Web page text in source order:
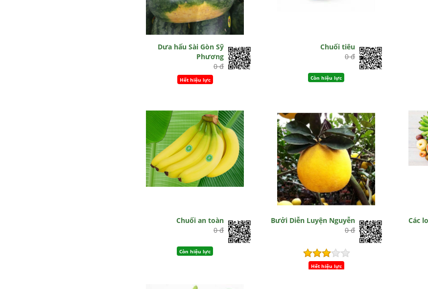
Dưa hấu Sài Gòn Sỹ
Phương
0 đ
Hết hiệu lực
Chuối tiêu
0 đ
Còn hiệu lực
Chuối an toàn
0 đ
Còn hiệu lực
Bưởi Diễn Luyện Nguyễn
0 đ
Hết hiệu lực
Các